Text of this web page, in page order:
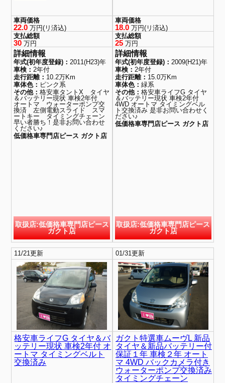
車両価格
22.0 万円(リ済込)
支払総額
30 万円
詳細情報
年式(初年度登録)： 2011(H23)年
車検： 2年付
走行距離： 10.2万Km
車体色： ピンク系
その他：格安車タントX タイヤ
＆バッテリー現状 車検2年付
オートマ ウォーターポンプ交
換済 左側電動スライド スマ
ートキー タイミングチェーン
早い者勝ち！是非お問い合わせ
ください♪
低価格車専門店ピース ガクト店
取扱店:低価格車専門店ピース
ガクト店
車両価格
18.0万円(リ済込)
支払総額
25万円
詳細情報
年式(初年度登録)： 2009(H21)年
車検： 2年付
走行距離： 15.0万Km
車体色： 緑系
その他： 格安車ライフG タイヤ
＆バッテリー現状 車検2年付
4WD オートマ タイミングベル
ト交換済み 是非お問い合わせく
ださい♪
低価格車専門店ピース ガクト店
取扱店:低価格車専門店ピース
ガクト店
11/21更新
格安車ライフG タイヤ＆バ
ッテリー現状 車検2年付 オ
ートマ タイミングベルト
交換済み
01/31更新
ガクト特選車ムーヴL 新品
タイヤ＆新品バッテリー付
保証１年 車検２年 オート
マ 4WD バックカメラ付き
ウォーターポンプ交換済み
タイミングチェーン